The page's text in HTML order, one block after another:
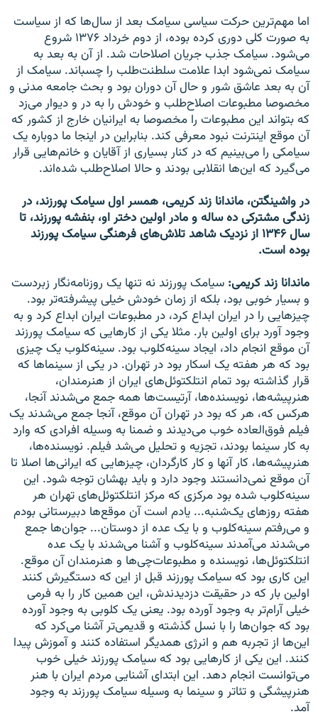
اما مهم‌ترین حرکت سیاسی سیامک بعد از سال‌ها که از سیاست
به صورت کلی دوری کرده بوده، از دوم خرداد ۱۳۷۶ شروع
می‌شود. سیامک جذب جریان اصلاحات شد. از آن به بعد به
سیامک نمی‌شود ابدا علامت سلطنت‌طلب را چسباند. سیامک از
آن به بعد عاشق شور و حال آن دوران بود و بحث جامعه مدنی و
مخصوصا مطبوعات اصلاح‌طلب و خودش را به در و دیوار می‌زد
که بتواند این مطبوعات را مخصوصا به ایرانیان خارج از کشور که
آن موقع اینترنت نبود معرفی کند. بنابراین در اینجا ما دوباره یک
سیامکی را می‌بینیم که در کنار بسیاری از آقایان و خانم‌هایی قرار
می‌گیرد که این‌ها انقلابی بودند و حالا اصلاح‌طلب شده‌اند.
در واشینگتن، ماندانا زند کریمی، همسر اول سیامک پورزند، در
زندگی مشترکی ده ساله و مادر اولین دختر او، بنفشه پورزند، تا
سال ۱۳۴۶ از نزدیک شاهد تلاش‌های فرهنگی سیامک پورزند
بوده است.
ماندانا زند کریمی: سیامک پورزند نه تنها یک روزنامه‌نگار زبردست
و بسیار خوبی بود، بلکه از زمان خودش خیلی پیشرفته‌تر بود.
چیزهایی را در ایران ابداع کرد، در مطبوعات ایران ابداع کرد و به
وجود آورد برای اولین بار. مثلا یکی از کارهایی که سیامک پورزند
آن موقع انجام داد، ایجاد سینه‌کلوب بود. سینه‌کلوب یک چیزی
بود که هر هفته یک اسکار بود در تهران. در یکی از سینما‌ها که
قرار گذاشته بود تمام انتلکتوئل‌های ایران از هنرمندان،
هنرپیشه‌ها، نویسنده‌ها، آرتیست‌ها همه جمع می‌شدند آنجا،
هرکس که، هر که بود در تهران آن موقع، آنجا جمع می‌شدند یک
فیلم فوق‌العاده خوب می‌دیدند و ضمنا به وسیله افرادی که وارد
به کار سینما بودند، تجزیه و تحلیل می‌شد فیلم. نویسنده‌ها،
هنرپیشه‌ها، کار آنها و کار کارگردان، چیزهایی که ایرانی‌ها اصلا تا
آن موقع نمی‌دانستند وجود دارد و باید بهشان توجه شود. این
سینه‌کلوب شده بود مرکزی که مرکز انتلکتوئل‌های تهران هر
هفته روزهای یک‌شنبه... یادم است آن موقع‌ها دبیرستانی بودم
و می‌رفتم سینه‌کلوب و با یک عده از دوستان... جوان‌ها جمع
می‌شدند می‌آمدند سینه‌کلوب و آشنا می‌شدند با یک عده
انتلکتوئل‌ها، نویسنده و مطبوعات‌چی‌ها و هنرمندان آن موقع.
این کاری بود که سیامک پورزند قبل از این که دستگیرش کنند
اولین بار که در حقیقت دزدیدندش، این همین کار را به فرمی
خیلی آرام‌تر به وجود آورده بود. یعنی یک کلوبی به وجود آورده
بود که جوان‌ها را با نسل گذشته و قدیمی‌تر آشنا می‌کرد که
این‌ها از تجربه هم و انرژی همدیگر استفاده کنند و آموزش پیدا
کنند. این یکی از کارهایی بود که سیامک پورزند خیلی خوب
می‌توانست انجام دهد. این ابتدای آشنایی مردم ایران با هنر
هنرپیشگی و تئا‌تر و سینما به وسیله سیامک پورزند به وجود
آمد.